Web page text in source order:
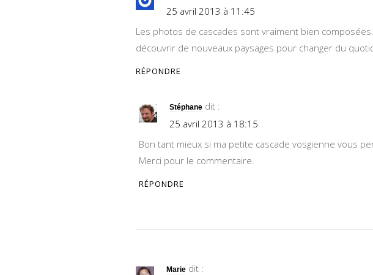
25 avril 2013 à 11:45
Les photos de cascades sont vraiment bien
découvrir de nouveaux paysages pour changer du
RÉPONDRE
Stéphane dit :
25 avril 2013 à 18:15
Bon tant mieux si ma petite cascade vosgienne vous
Merci pour le commentaire.
RÉPONDRE
Marie dit :